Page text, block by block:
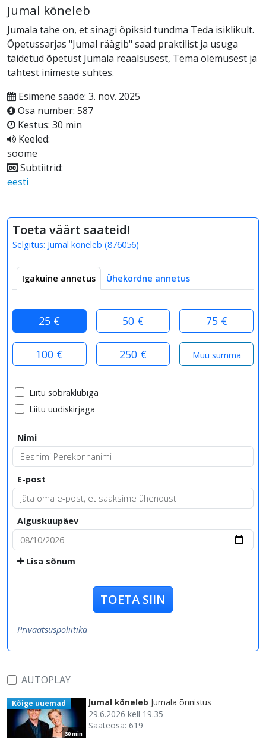
Jumal kõneleb
Jumala tahe on, et sinagi õpiksid tundma Teda isiklikult.
Õpetussarjas "Jumal räägib" saad praktilist ja usuga
täidetud õpetust Jumala reaalsusest, Tema olemusest ja
tahtest inimeste suhtes.
Esimene saade: 3. nov. 2025
Osa number: 587
Kestus: 30 min
Keeled:
soome
Subtiitrid:
eesti
Toeta väärt saateid!
Selgitus: Jumal kõneleb (876056)
Igakuine annetus Ühekordne annetus
25 € 50 € 75 €
100 € 250 €
Liitu sõbraklubiga
Liitu uudiskirjaga
Nimi
E-post
Alguskuupäev
Lisa sõnum
TOETA SIIN
Privaatsuspoliitika
AUTOPLAY
30 min
Kõige uuemad Jumal kõneleb Jumala õnnistus
29.6.2026 kell 19.35
Saateosa: 619